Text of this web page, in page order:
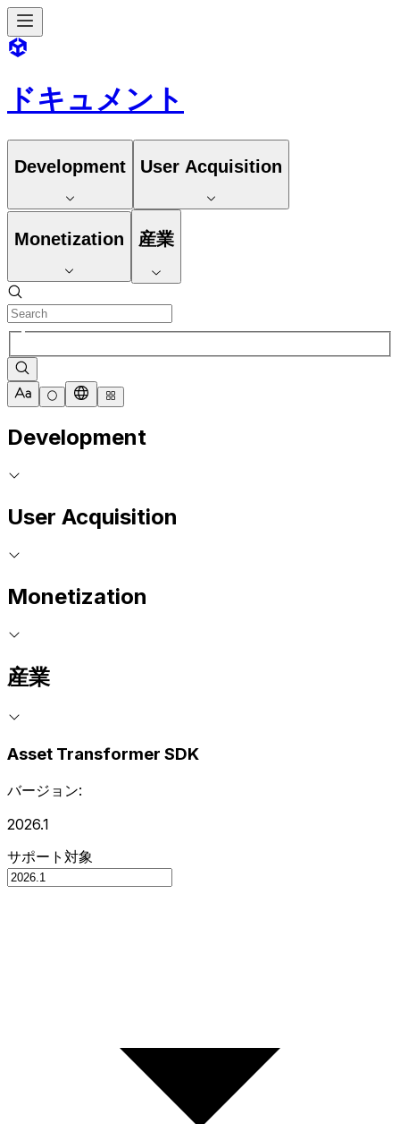
ドキュメント
Development User Acquisition
Monetization 産業
Development
User Acquisition
Monetization
産業
Asset Transformer SDK
バージョン:
2026.1
サポート対象